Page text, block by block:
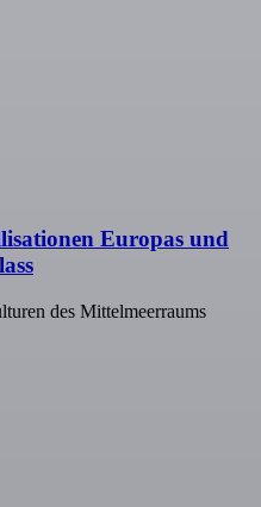
Europas und
des Mittelmeerraums